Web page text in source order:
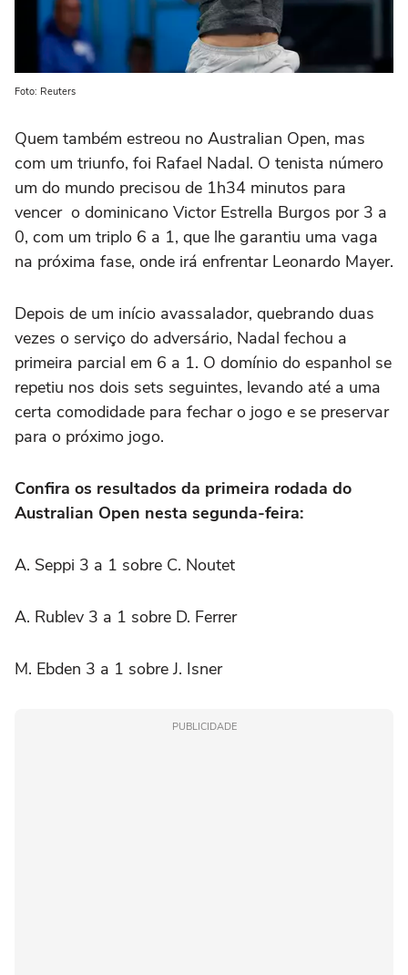
Foto: Reuters
Quem também estreou no Australian Open, mas
com um triunfo, foi Rafael Nadal. O tenista número
um do mundo precisou de 1h34 minutos para
vencer o dominicano Victor Estrella Burgos por 3 a
0, com um triplo 6 a 1, que lhe garantiu uma vaga
na próxima fase, onde irá enfrentar Leonardo Mayer.
Depois de um início avassalador, quebrando duas
vezes o serviço do adversário, Nadal fechou a
primeira parcial em 6 a 1. O domínio do espanhol se
repetiu nos dois sets seguintes, levando até a uma
certa comodidade para fechar o jogo e se preservar
para o próximo jogo.
Confira os resultados da primeira rodada do
Australian Open nesta segunda-feira:
A. Seppi 3 a 1 sobre C. Noutet
A. Rublev 3 a 1 sobre D. Ferrer
M. Ebden 3 a 1 sobre J. Isner
PUBLICIDADE